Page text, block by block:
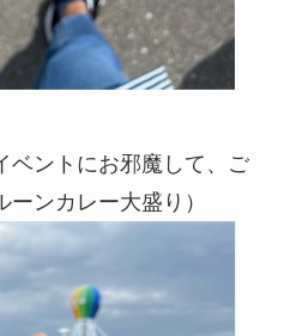
ベントにお邪魔して、ご
ンカレー大盛り）